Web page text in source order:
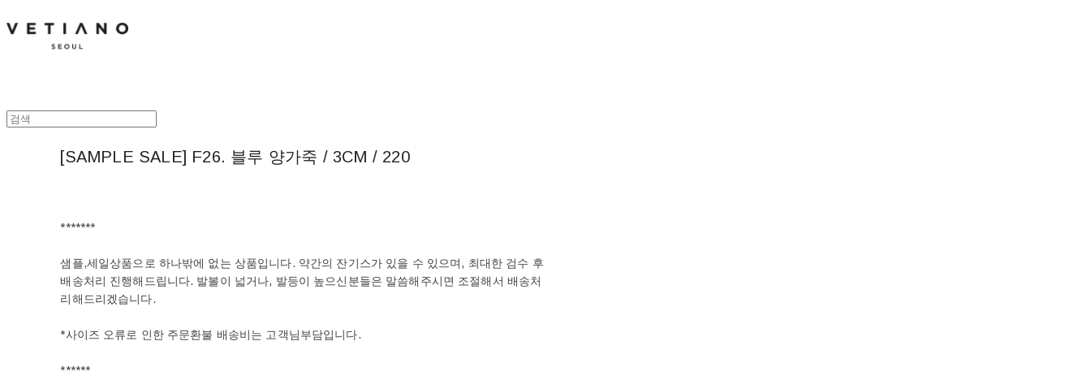
[SAMPLE SALE] F26. 블루 양가죽 / 3CM / 220
*******
샘플,세일상품으로 하나밖에 없는 상품입니다. 약간의 잔기스가 있을 수 있으며, 최대한 검수 후
배송처리 진행해드립니다. 발볼이 넓거나, 발등이 높으신분들은 말씀해주시면 조절해서 배송처
리해드리겠습니다.
*사이즈 오류로 인한 주문환불 배송비는 고객님부담입니다.
******